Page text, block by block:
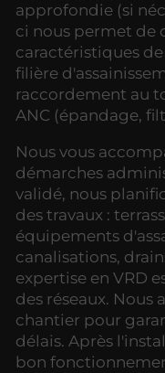
approfondie (si
ci nous permet de
caractéristiques
filière
raccordement au
ANC (épandage,
Nous vous
démarches
validé, nous
des travaux :
équipements
canalisations,
expertise en VRD
des réseaux. Nous
chantier pour
délais. Après
bon